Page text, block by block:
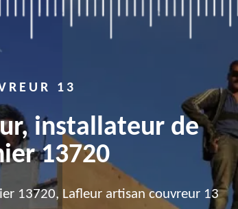
13
installateur de
13720
13720, Lafleur artisan couvreur 13